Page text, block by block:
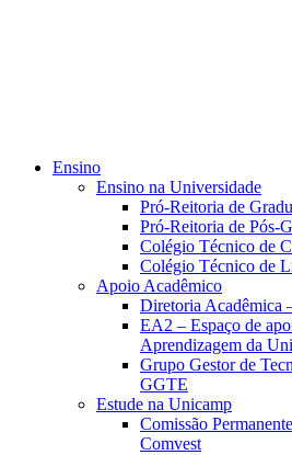
Ensino
Ensino na Universidade
Pró-Reitoria de
Pró-Reitoria de Pós-
Colégio Técnico de
Colégio Técnico de
Apoio Acadêmico
Diretoria Acadêmica
EA2 – Espaço de
Aprendizagem da
Grupo Gestor de
GGTE
Estude na Unicamp
Comissão
Comvest